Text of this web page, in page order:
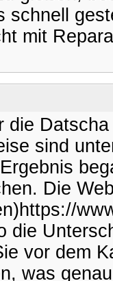
schnell
mit
die
sind
Die
die
vor dem
was